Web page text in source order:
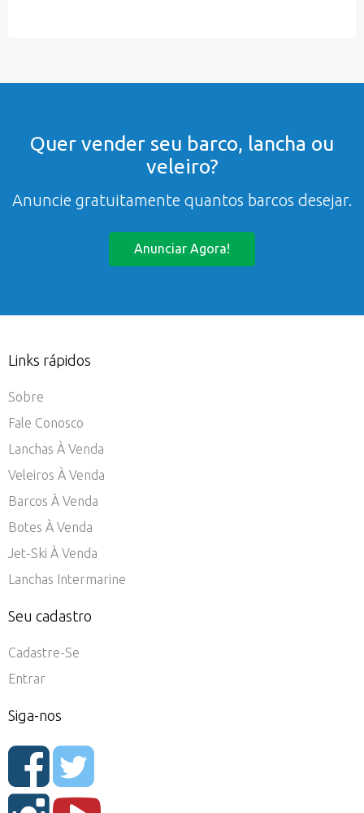
Quer vender seu barco, lancha ou
veleiro?
Anuncie gratuitamente quantos barcos desejar.
Anunciar Agora!
Links rápidos
Sobre
Fale Conosco
Lanchas À Venda
Veleiros À Venda
Barcos À Venda
Botes À Venda
Jet-Ski À Venda
Lanchas Intermarine
Seu cadastro
Cadastre-Se
Entrar
Siga-nos